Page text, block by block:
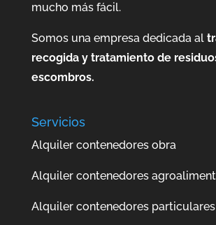
mucho más fácil.
Somos una empresa dedicada al
recogida y tratamiento de
escombros.
Servicios
Alquiler contenedores obra
Alquiler contenedores
Alquiler contenedores particulares